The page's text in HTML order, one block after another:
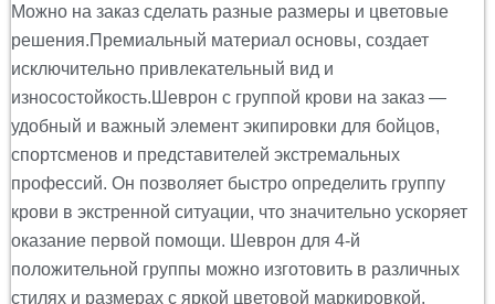
Можно на заказ сделать разные размеры и цветовые
решения.Премиальный материал основы, создает
исключительно привлекательный вид и
износостойкость. Шеврон с группой крови на заказ —
удобный и важный элемент экипировки для бойцов,
спортсменов и представителей экстремальных
профессий. Он позволяет быстро определить группу
крови в экстренной ситуации, что значительно ускоряет
оказание первой помощи. Шеврон для 4-й
положительной группы можно изготовить в различных
стилях и размерах с яркой цветовой маркировкой.